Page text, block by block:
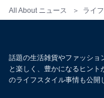
All About ニュース ライフ
タリングイヤホン
ゼンハイザー「IE
話題の生活雑貨やファッショ
と楽しく、豊かになるヒン
のライフスタイル事情も公開